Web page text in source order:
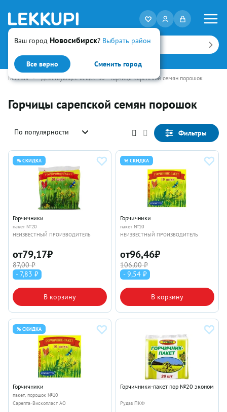
Ваш город Новосибирск? Выбрать район
Все верно Сменить город
Искать
Главная • Действующее вещество Горчицы сарепской семян порошок
Горчицы сарепской семян порошок
По популярности Фильтры
% СКИДКА
Горчичники
пакет №20
НЕИЗВЕСТНЫЙ ПРОИЗВОДИТЕЛЬ
от79,17₽
87,00 ₽
- 7,83 ₽
В корзину
% СКИДКА
Горчичники
пакет №10
НЕИЗВЕСТНЫЙ ПРОИЗВОДИТЕЛЬ
от96,46₽
106,00 ₽
- 9,54 ₽
В корзину
% СКИДКА
Горчичники
пакет, порошок №10
Сарепта-Вископласт АО
Горчичники-пакет пор №20 эконом
Рудаз ПКФ